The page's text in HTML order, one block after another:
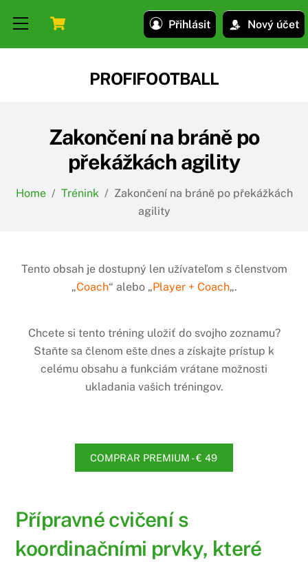
Přihlásit Nový účet
Menu
PROFIFOOTBALL
Zakončení na bráně po
překážkách agility
Home / Trénink / Zakončení na bráně po překážkách
agility
Tento obsah je dostupný len užívateľom s členstvom
„Coach“ alebo „Player + Coach„.
Chcete si tento tréning uložiť do svojho zoznamu?
Staňte sa členom ešte dnes a získajte prístup k
celému obsahu a funkciám vrátane možnosti
ukladania vašich tréningov.
COMPRAR PREMIUM - € 49
Přípravné cvičení s
koordinačními prvky, které